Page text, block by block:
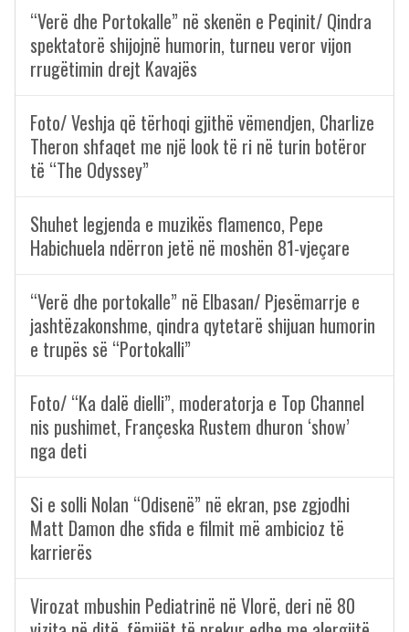
“Verë dhe Portokalle” në skenën e Peqinit/ Qindra
spektatorë shijojnë humorin, turneu veror vijon
rrugëtimin drejt Kavajës
Foto/ Veshja që tërhoqi gjithë vëmendjen, Charlize
Theron shfaqet me një look të ri në turin botëror
të “The Odyssey”
Shuhet legjenda e muzikës flamenco, Pepe
Habichuela ndërron jetë në moshën 81-vjeçare
“Verë dhe portokalle” në Elbasan/ Pjesëmarrje e
jashtëzakonshme, qindra qytetarë shijuan humorin
e trupës së “Portokalli”
Foto/ “Ka dalë dielli”, moderatorja e Top Channel
nis pushimet, Françeska Rustem dhuron ‘show’
nga deti
Si e solli Nolan “Odisenë” në ekran, pse zgjodhi
Matt Damon dhe sfida e filmit më ambicioz të
karrierës
Virozat mbushin Pediatrinë në Vlorë, deri në 80